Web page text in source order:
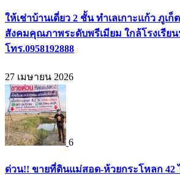
ให้เช่าบ้านเดี่ยว 2 ชั้น ทำเลเกาะแก้ว ภูเ
สังคมคุณภาพระดับพรีเมียม ใกล้โรงเรีย
โทร.0958192888
27 เมษายน 2026
6
ด่วน!! ขายที่ดินแม่สอด-ห้วยกระโหลก 42